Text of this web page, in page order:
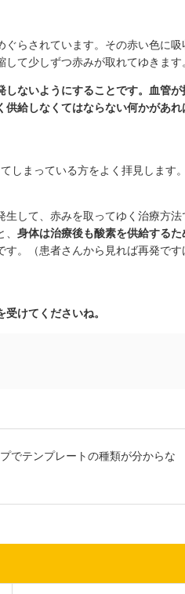
らされています。その赤い色に吸
て少しずつ赤みが取れてゆきます
ないようにすることです。血管が
給しなくてはならない何かがあれ
しまっている方をよく拝見します。
して、赤みを取ってゆく治療方法
身体は治療後も酸素を供給するた
す。（患者さんから見れば再発です
けてくださいね。
でテンプレートの種類が分からな